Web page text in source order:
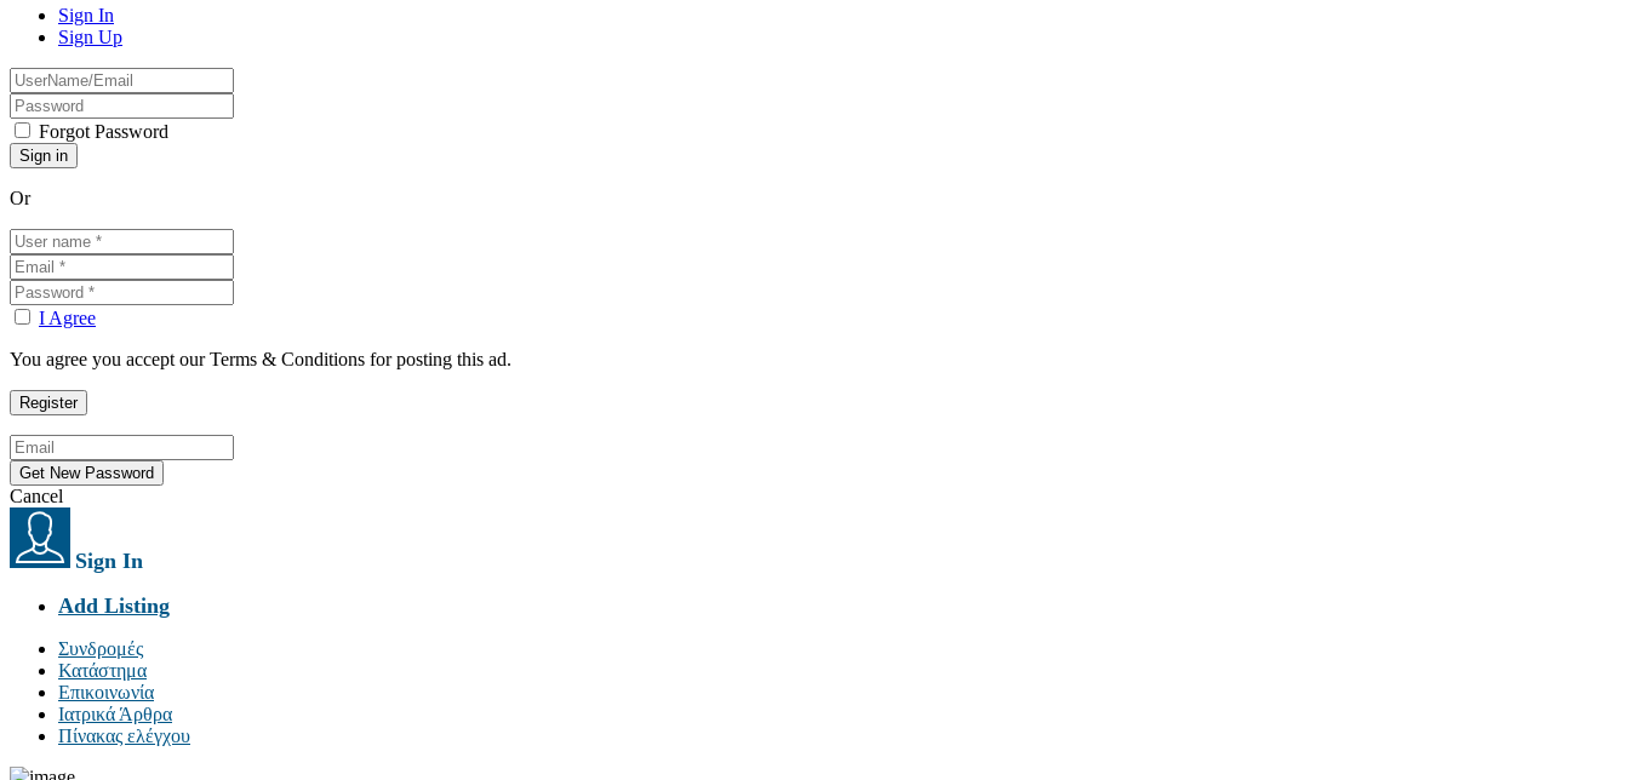
Sign In
Sign Up
Forgot Password
Or
I Agree
You agree you accept our Terms & Conditions for posting this ad.
Cancel
Sign In
Add Listing
Συνδρομές
Κατάστημα
Επικοινωνία
Ιατρικά Άρθρα
Πίνακας ελέγχου